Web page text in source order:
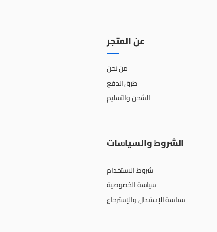
عن المتجر
من نحن
طرق الدفع
الشحن والتسليم
الشروط والسياسات
شروط الاستخدام
سياسة الخصوصية
سياسة الإستبدال والإسترجاع